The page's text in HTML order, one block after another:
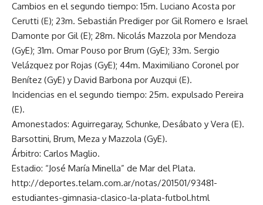
Cambios en el segundo tiempo: 15m. Luciano Acosta por
Cerutti (E); 23m. Sebastián Prediger por Gil Romero e Israel
Damonte por Gil (E); 28m. Nicolás Mazzola por Mendoza
(GyE); 31m. Omar Pouso por Brum (GyE); 33m. Sergio
Velázquez por Rojas (GyE); 44m. Maximiliano Coronel por
Benítez (GyE) y David Barbona por Auzqui (E).
Incidencias en el segundo tiempo: 25m. expulsado Pereira
(E).
Amonestados: Aguirregaray, Schunke, Desábato y Vera (E).
Barsottini, Brum, Meza y Mazzola (GyE).
Árbitro: Carlos Maglio.
Estadio: “José María Minella” de Mar del Plata.
http://deportes.telam.com.ar/notas/201501/93481-
estudiantes-gimnasia-clasico-la-plata-futbol.html